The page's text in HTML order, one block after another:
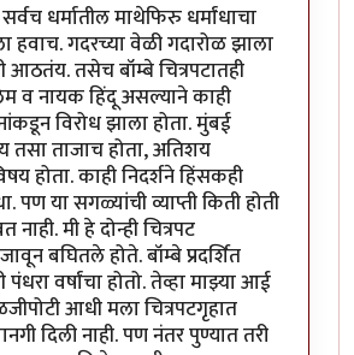
धर्मातील माथेफिरु धर्मांधाचा
हवाच. गदरच्या वेळी गदारोळ झाला
आठतंय. तसेच बॉम्बे चित्रपटातही
व नायक हिंदू असल्याने काही
विरोध झाला होता. मुंबई
तसा ताजाच होता, अतिशय
होता. काही निदर्शने हिंसकही
पण या सगळ्यांची व्याप्ती किती होती
मी हे दोन्ही चित्रपट
बघितले होते. बॉम्बे प्रदर्शित
पंधरा वर्षांचा होतो. तेव्हा माझ्या आई
आधी मला चित्रपटगृहात
दिली नाही. पण नंतर पुण्यात तरी